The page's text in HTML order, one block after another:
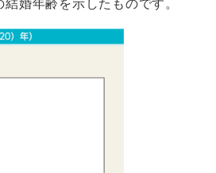
婚年齢を示したものです。